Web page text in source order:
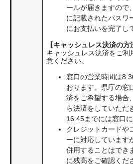
ールが届きますので
に記載されたパスワ
にお支払いを完了し
【キャッシュレス決済の方
キャッシュレス決済をご利
意ください。
窓口の営業時間は
おります。県庁の窓
済をご希望する場合
ら決済をしていただ
16:45までには窓口
クレジットカードや
ーに対応しています
併用することはでき
に残高をご確認くだ